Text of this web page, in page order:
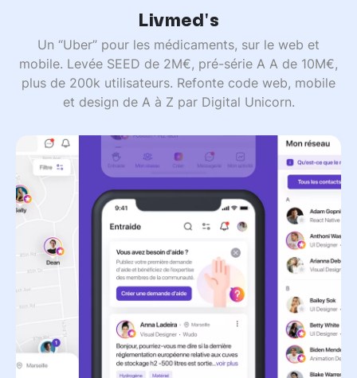
Livmed's
Un “Uber” pour les médicaments, sur le web et
mobile. Levée SEED de 2M€, pré-série A A de 10M€,
plus de 200k utilisateurs. Refonte code web, mobile
et design de A à Z par Digital Unicorn.